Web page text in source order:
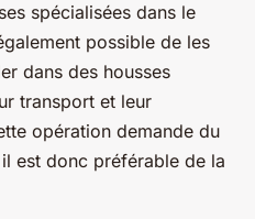
spécialisées dans le
possible de les
dans des housses
transport et leur
opération demande du
est donc préférable de la